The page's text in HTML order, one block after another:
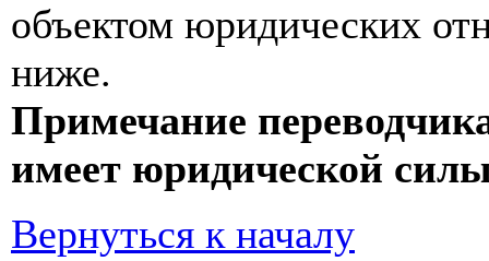
объектом юридических
ниже.
Примечание
имеет юридической
Вернуться к началу